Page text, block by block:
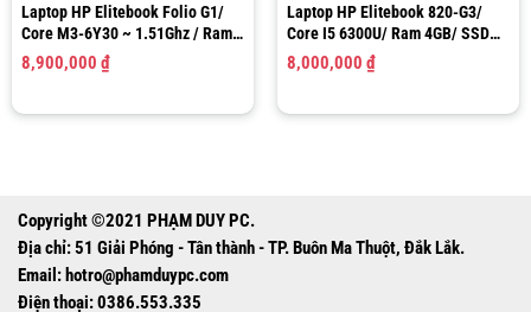
Laptop HP Elitebook Folio G1/
Core M3-6Y30 ~ 1.51Ghz / Ram
8GB / SSD 128GB / Graphics 515
/ LCD 13.3″ FHD
8,900,000 ₫
Laptop HP Elitebook 820-G3/
Core I5 6300U/ Ram 4GB/ SSD
128GB/ Intel HD Graphics 520/
LCD 12.5″ HD
8,000,000 ₫
Copyright ©2021 PHẠM DUY PC.
Địa chỉ: 51 Giải Phóng - Tân thành - TP. Buôn Ma Thuột, Đắk Lắk.
Email:hotro@phamduypc.com
Điện thoại: 0386.553.335